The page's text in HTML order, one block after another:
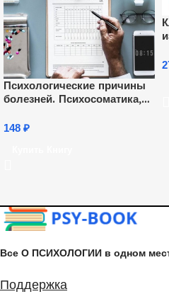
Психологические причины
болезней. Психосоматика,
148 ₽
Все О ПСИХОЛОГИИ в одном
Поддержка